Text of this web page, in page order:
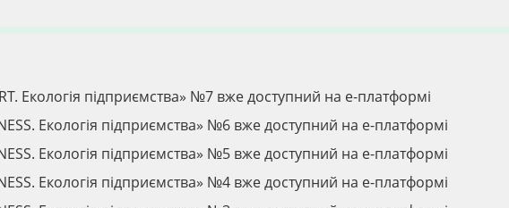
Екологія підприємства» №7 вже доступний на е-платформі
Екологія підприємства» №6 вже доступний на е-платформі
Екологія підприємства» №5 вже доступний на е-платформі
Екологія підприємства» №4 вже доступний на е-платформі